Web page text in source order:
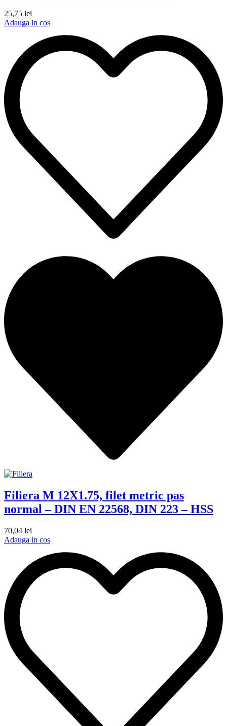
25,75 lei
Adauga in cos
Filiera M 12X1.75, filet metric pas
normal – DIN EN 22568, DIN 223 – HSS
70,04 lei
Adauga in cos